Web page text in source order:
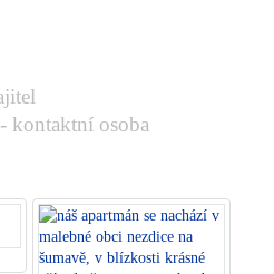
- kontaktní osoba